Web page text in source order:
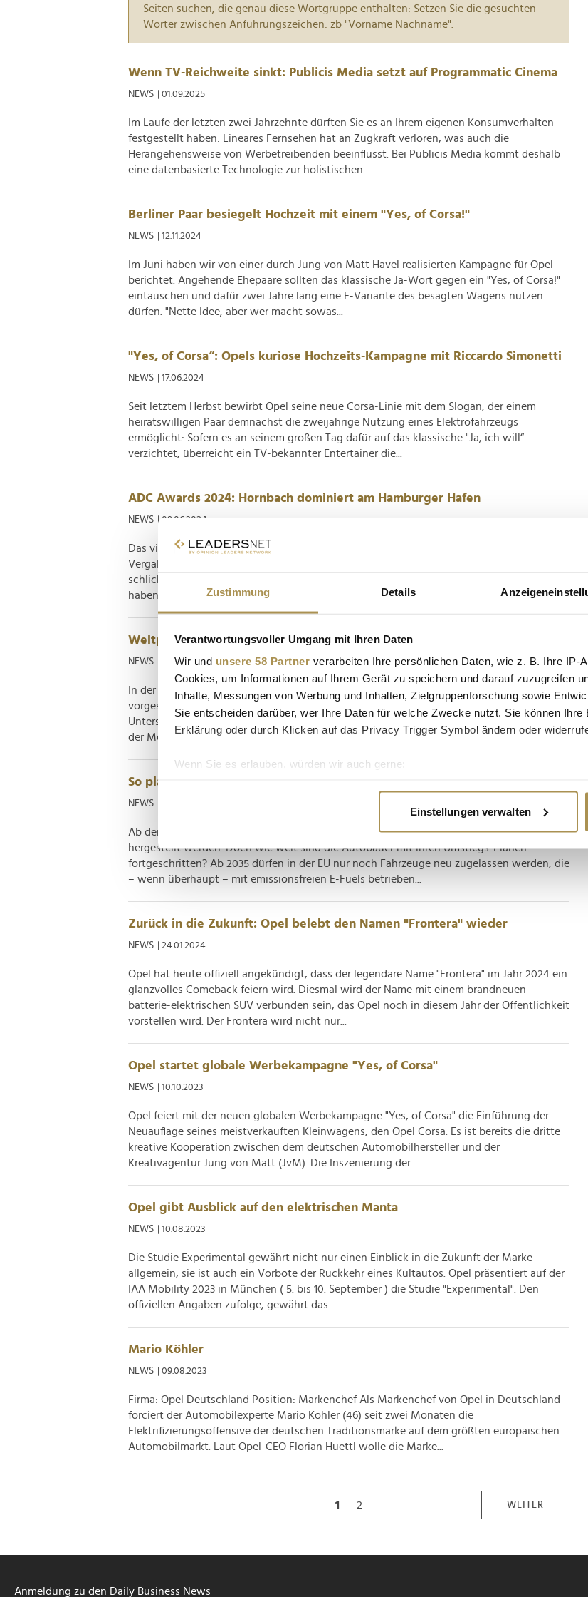
Zustimmung Details
Verantwortungsvoller Umgang mit Ihren Daten
Wir und unsere 58 Partner verarbeiten Ihre persönlichen Daten, wie z. B. Ihre IP-
Cookies, um Informationen auf Ihrem Gerät zu speichern und darauf zuzugreifen
Inhalte, Messungen von Werbung und Inhalten, Zielgruppenforschung sowie
Sie entscheiden darüber, wer Ihre Daten für welche Zwecke nutzt. Sie können
Erklärung oder durch Klicken auf das Privacy Trigger Symbol ändern oder
Wenn Sie es erlauben, würden wir auch gerne:
Erfahren Sie mehr darüber, wie Ihre persönlichen Daten verarbeitet werden, und
Wir verwenden Cookies, um Inhalte und Anzeigen zu personalisieren, Funktionen
und die Zugriffe auf unsere Website zu analysieren. Außerdem geben wir
Website an unsere Partner für soziale Medien, Werbung und Analysen weiter.
möglicherweise mit weiteren Daten zusammen, die Sie ihnen bereitgestellt haben
der Dienste gesammelt haben.
Einstellungen verwalten
Seiten suchen, die genau diese Wortgruppe enthalten: Setzen Sie die gesuchten
Wörter zwischen Anführungszeichen: zb "Vorname Nachname".
Wenn TV-Reichweite sinkt: Publicis Media setzt auf Programmatic Cinema
NEWS | 01.09.2025
Im Laufe der letzten zwei Jahrzehnte dürften Sie es an Ihrem eigenen Konsumverhalten
festgestellt haben: Lineares Fernsehen hat an Zugkraft verloren, was auch die
Herangehensweise von Werbetreibenden beeinflusst. Bei Publicis Media kommt deshalb
eine datenbasierte Technologie zur holistischen...
Berliner Paar besiegelt Hochzeit mit einem "Yes, of Corsa!"
NEWS | 12.11.2024
Im Juni haben wir von einer durch Jung von Matt Havel realisierten Kampagne für Opel
berichtet. Angehende Ehepaare sollten das klassische Ja-Wort gegen ein "Yes, of Corsa!"
eintauschen und dafür zwei Jahre lang eine E-Variante des besagten Wagens nutzen
dürfen. "Nette Idee, aber wer macht sowas...
"Yes, of Corsa“: Opels kuriose Hochzeits-Kampagne mit Riccardo Simonetti
NEWS | 17.06.2024
Seit letztem Herbst bewirbt Opel seine neue Corsa-Linie mit dem Slogan, der einem
heiratswilligen Paar demnächst die zweijährige Nutzung eines Elektrofahrzeugs
ermöglicht: Sofern es an seinem großen Tag dafür auf das klassische "Ja, ich will“
verzichtet, überreicht ein TV-bekannter Entertainer die...
ADC Awards 2024: Hornbach dominiert am Hamburger Hafen
NEWS | 09.06.2024
Das viertägige ADC Festival in Hamburg endete am Freitag mit einer großzügigen
Vergabe von Awards an Kreative, die sich um besonders packende, innovative oder
schlichtweg hochklassig umgesetzte Lösungen zur Verbreitung von Botschaften bemüht
haben. Unter dem Motto "Change the World with Creativity“...
Weltpremiere in Istanbul: Das Comeback des Opel Frontera
NEWS | 14.05.2024
In der türkischen Metropole hat der Rüsselsheimer Traditionshersteller den Opel Frontera
vorgestellt. Trotz wiederverwendetem Branding weist der Geländewagen zahlreiche
Unterschiede zum alten Namensvetter auf – angefangen beim zeitgemäßen Antrieb. In
der Medienwelt würde man wohl von einem Reboot...
So planen Autohersteller bis zum Verbrenner-Aus
NEWS
Ab dem Jahr 2035 dürfen in der EU keine neuen Autos mit Verbrenner-Motor mehr
hergestellt werden. Doch wie weit sind die Autobauer mit ihren Umstiegs-Plänen
fortgeschritten? Ab 2035 dürfen in der EU nur noch Fahrzeuge neu zugelassen werden, die
– wenn überhaupt – mit emissionsfreien E-Fuels betrieben...
Zurück in die Zukunft: Opel belebt den Namen "Frontera" wieder
NEWS | 24.01.2024
Opel hat heute offiziell angekündigt, dass der legendäre Name "Frontera" im Jahr 2024 ein
glanzvolles Comeback feiern wird. Diesmal wird der Name mit einem brandneuen
batterie-elektrischen SUV verbunden sein, das Opel noch in diesem Jahr der Öffentlichkeit
vorstellen wird. Der Frontera wird nicht nur...
Opel startet globale Werbekampagne "Yes, of Corsa"
NEWS | 10.10.2023
Opel feiert mit der neuen globalen Werbekampagne "Yes, of Corsa" die Einführung der
Neuauflage seines meistverkauften Kleinwagens, den Opel Corsa. Es ist bereits die dritte
kreative Kooperation zwischen dem deutschen Automobilhersteller und der
Kreativagentur Jung von Matt (JvM). Die Inszenierung der...
Opel gibt Ausblick auf den elektrischen Manta
NEWS | 10.08.2023
Die Studie Experimental gewährt nicht nur einen Einblick in die Zukunft der Marke
allgemein, sie ist auch ein Vorbote der Rückkehr eines Kultautos. Opel präsentiert auf der
IAA Mobility 2023 in München ( 5. bis 10. September ) die Studie "Experimental". Den
offiziellen Angaben zufolge, gewährt das...
Mario Köhler
NEWS | 09.08.2023
Firma: Opel Deutschland Position: Markenchef Als Markenchef von Opel in Deutschland
forciert der Automobilexperte Mario Köhler (46) seit zwei Monaten die
Elektrifizierungsoffensive der deutschen Traditionsmarke auf dem größten europäischen
Automobilmarkt. Laut Opel-CEO Florian Huettl wolle die Marke...
1 2 WEITER
Anmeldung zu den Daily Business News